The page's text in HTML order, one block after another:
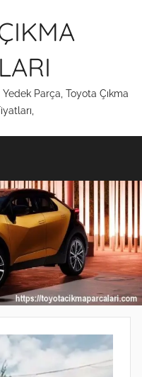
Parça, Toyota Çıkma